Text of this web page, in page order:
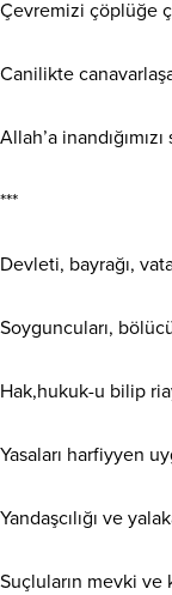
Çevremizi çöplüğe
Canilikte
Allah’a
***
Devleti, bayrağı,
Soyguncuları,
Hak,hukuk-u bilip
Yasaları harfiyyen
Yandaşcılığı ve
Suçluların mevki ve